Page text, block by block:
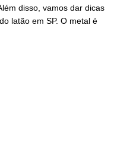
disso, vamos dar dicas
latão em SP. O metal é